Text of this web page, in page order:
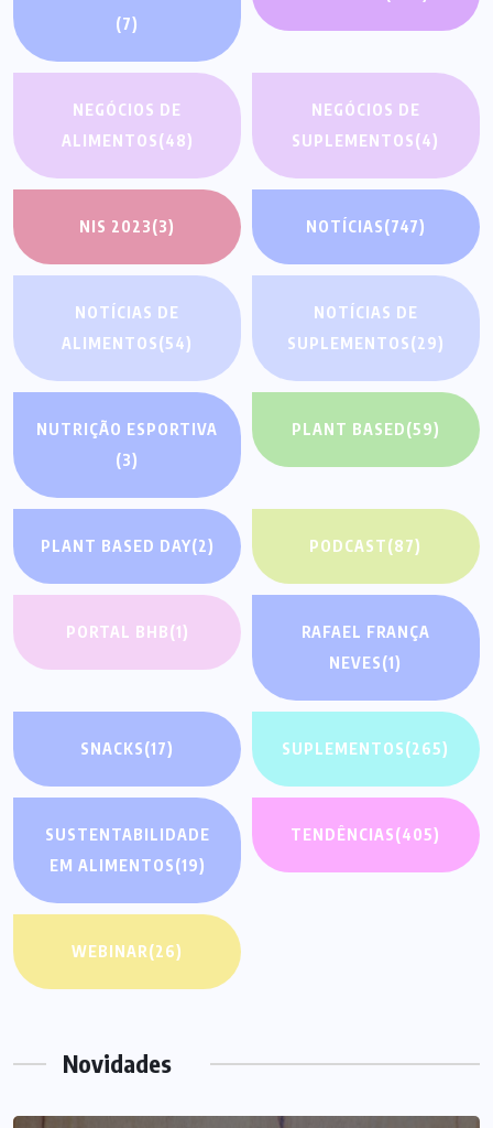
(7)
NEGÓCIOS DE
ALIMENTOS(48)
NEGÓCIOS DE
SUPLEMENTOS(4)
NIS 2023(3) NOTÍCIAS(747)
NOTÍCIAS DE
ALIMENTOS(54)
NOTÍCIAS DE
SUPLEMENTOS(29)
NUTRIÇÃO ESPORTIVA
(3)
PLANT BASED(59)
PLANT BASED DAY(2) PODCAST(87)
PORTAL BHB(1)
RAFAEL FRANÇA
NEVES(1)
SNACKS(17) SUPLEMENTOS(265)
SUSTENTABILIDADE
EM ALIMENTOS(19)
TENDÊNCIAS(405)
WEBINAR(26)
Novidades